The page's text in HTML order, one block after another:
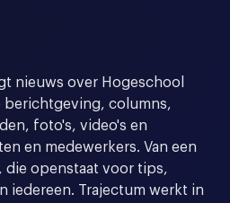
nieuws over Hogeschool
berichtgeving, columns,
foto's, video's en
en medewerkers. Van een
die openstaat voor tips,
iedereen. Trajectum werkt in